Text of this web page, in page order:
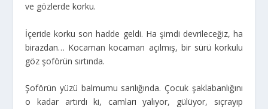
ve gözlerde korku.
İçeride korku son hadde geldi. Ha şimdi devrileceğiz, ha
birazdan… Kocaman kocaman açılmış, bir sürü korkulu
göz şoförün sırtında.
Şoförün yüzü balmumu sarılığında. Çocuk şaklabanlığını
o kadar artırdı ki, camları yalıyor, gülüyor, sıçrayıp